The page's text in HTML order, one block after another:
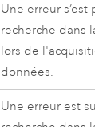
Une erreur
recherche dans
lors de
données.
Une erreur est